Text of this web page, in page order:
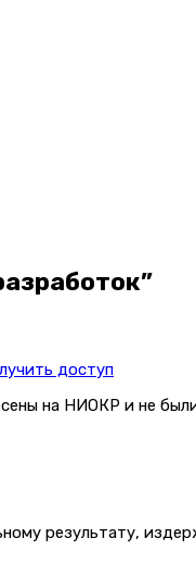
доступ
на НИОКР и не
результату,